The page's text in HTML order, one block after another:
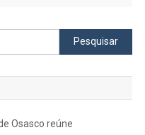
Pesquisar
por:
Osasco reúne